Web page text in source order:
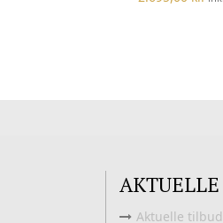
Aktuelle tilbud